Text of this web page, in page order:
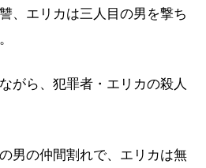
、エリカは三人目の男を撃ち
がら、犯罪者・エリカの殺人
男の仲間割れで、エリカは無